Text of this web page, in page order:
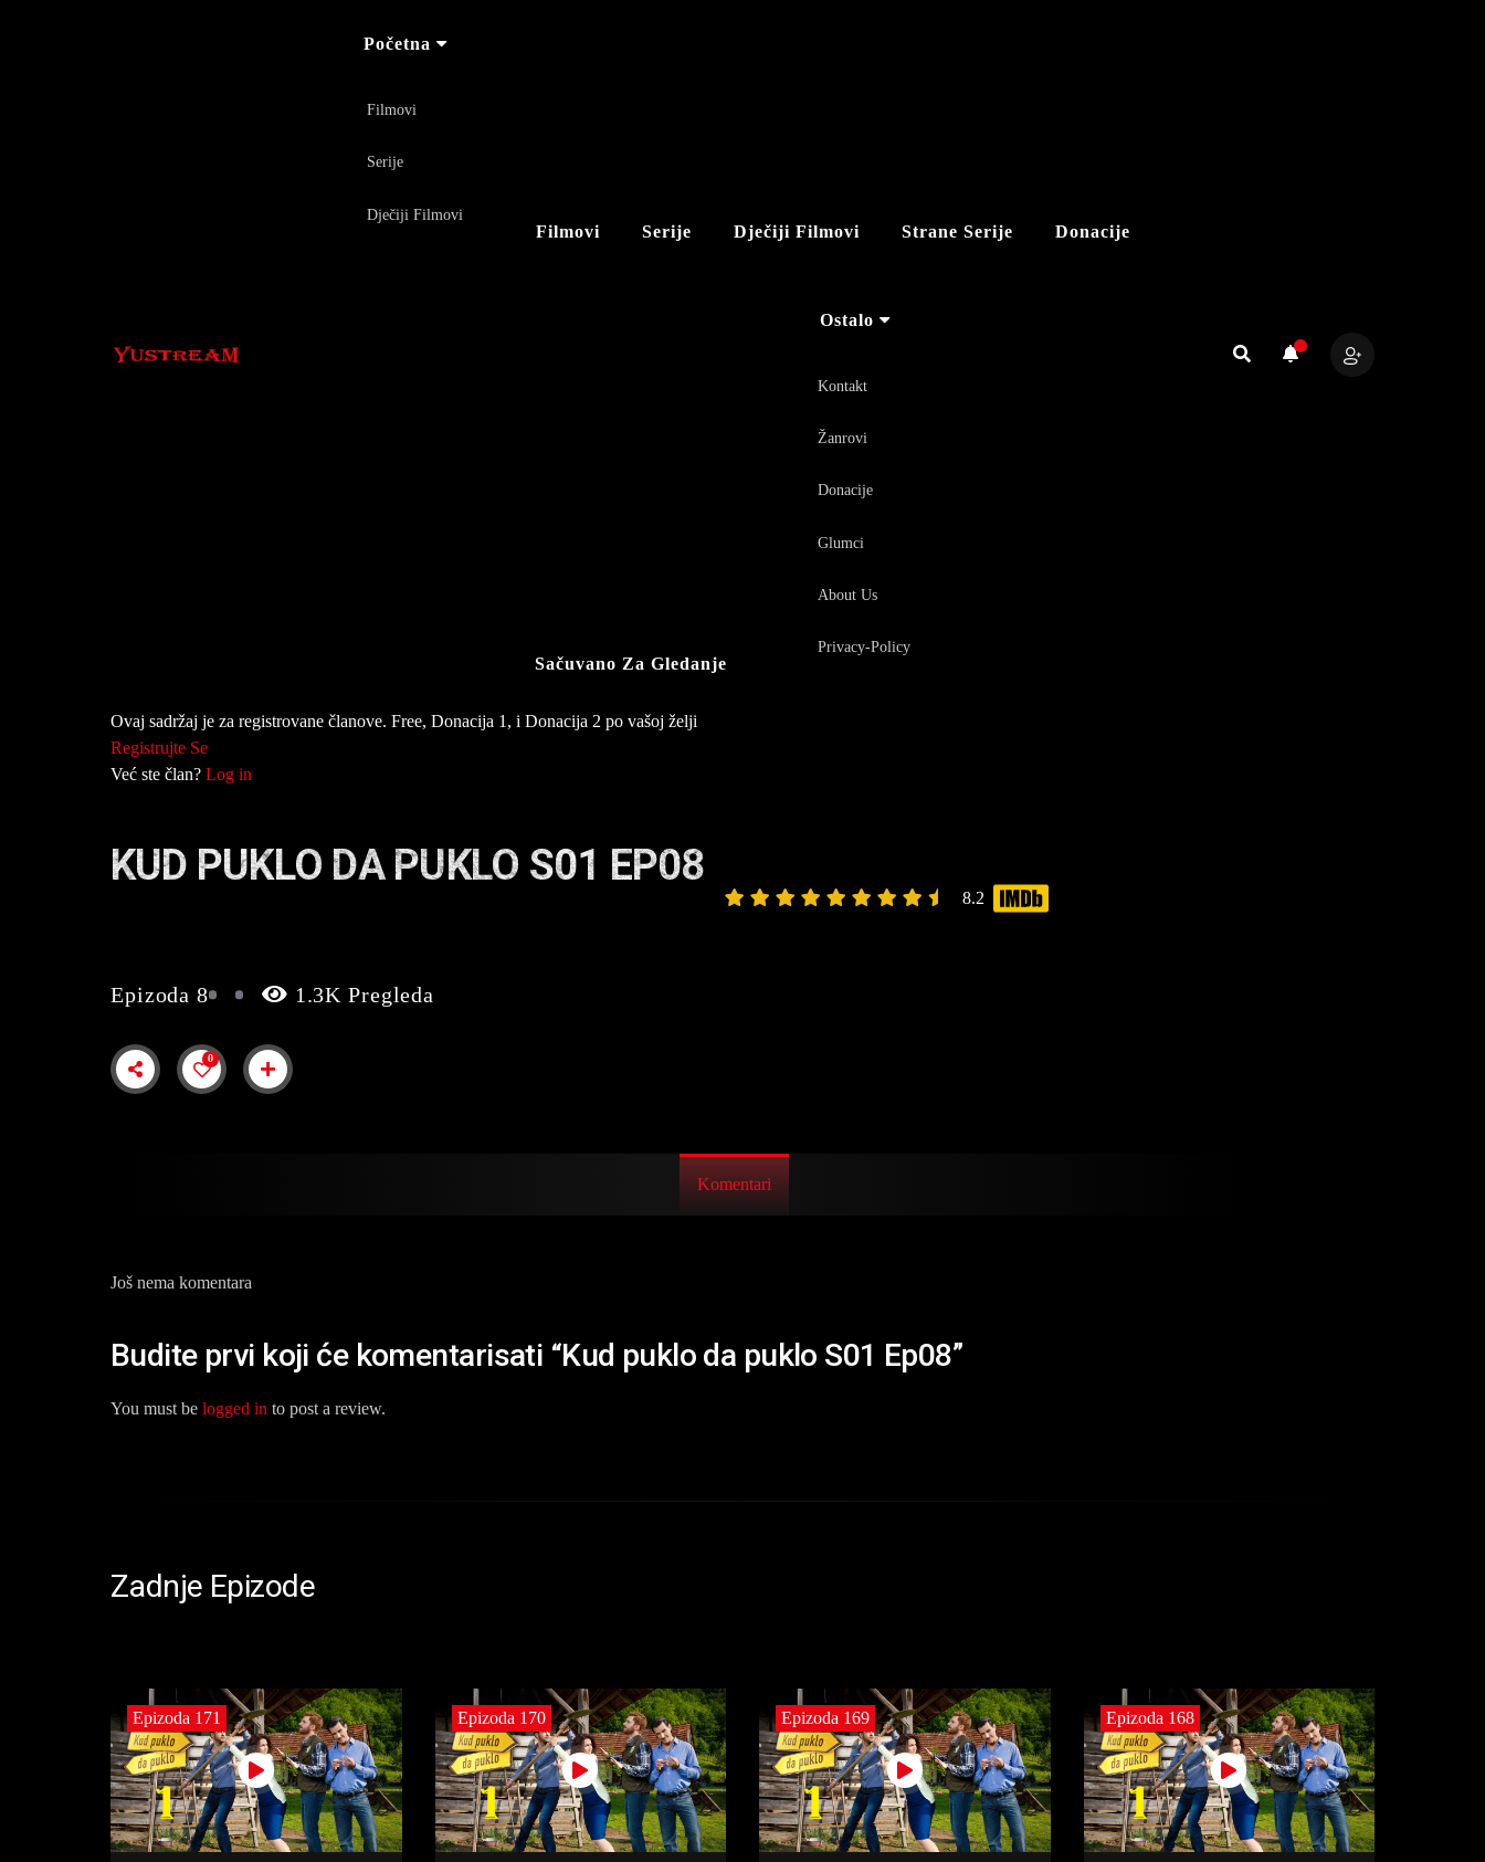
Početna
Filmovi
Serije
Dječiji Filmovi
Filmovi Serije Dječiji Filmovi Strane Serije Donacije
Sačuvano Za Gledanje
Ostalo
Kontakt
Žanrovi
Donacije
Glumci
About Us
Privacy-Policy
Ovaj sadržaj je za registrovane članove. Free, Donacija 1, i Donacija 2 po vašoj želji
Registrujte Se
Već ste član? Log in
KUD PUKLO DA PUKLO S01 EP08
8.2
Epizoda 8 1.3K Pregleda
0
Komentari
Još nema komentara
Budite prvi koji će komentarisati “Kud puklo da puklo S01 Ep08”
You must be logged in to post a review.
Zadnje Epizode
Epizoda 171 Epizoda 170 Epizoda 169 Epizoda 168